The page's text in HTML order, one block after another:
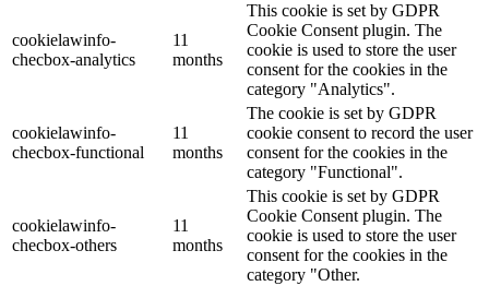
cookielawinfo-
checbox-analytics
11
months
This cookie is set by GDPR
Cookie Consent plugin. The
cookie is used to store the user
consent for the cookies in the
category "Analytics".
cookielawinfo-
checbox-functional
11
months
The cookie is set by GDPR
cookie consent to record the user
consent for the cookies in the
category "Functional".
cookielawinfo-
checbox-others
11
months
This cookie is set by GDPR
Cookie Consent plugin. The
cookie is used to store the user
consent for the cookies in the
category "Other.